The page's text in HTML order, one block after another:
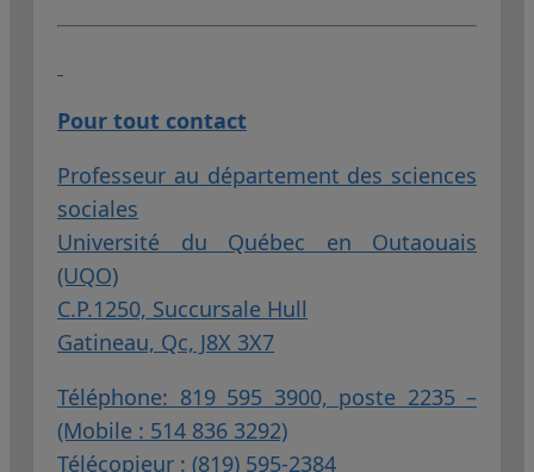
Pour tout contact
Professeur au département des sciences
sociales
Université du Québec en Outaouais
(UQO)
C.P.1250, Succursale Hull
Gatineau, Qc, J8X 3X7
Téléphone: 819 595 3900, poste 2235 –
(Mobile : 514 836 3292)
Télécopieur : (819) 595-2384